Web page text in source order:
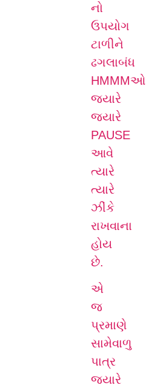
નો
ઉપયોગ
ટાળીને
ઢગલાબંધ
HMMMઓ
જ્યારે
જ્યારે
PAUSE
આવે
ત્યારે
ત્યારે
ઝીંકે
રાખવાના
હોય
છે.
એ
જ
પ્રમાણે
સામેવાળુ
પાત્ર
જ્યારે